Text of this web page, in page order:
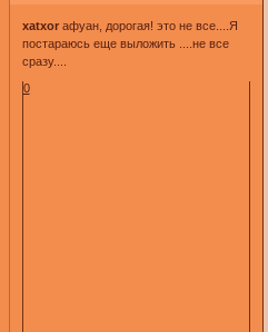
xatxorафуан, дорогая! это не все....Я
постараюсь еще выложить ....не все
сразу....
0